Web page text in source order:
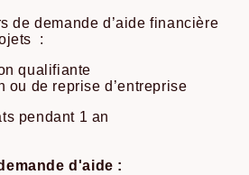
de demande d’aide financière
:
qualifiante
ou de reprise d’entreprise
pendant 1 an
d'aide :